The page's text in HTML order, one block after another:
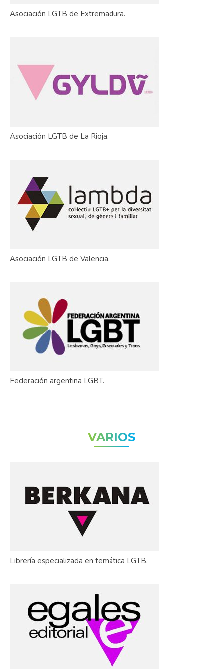
Asociación LGTB de Extremadura.
Asociación LGTB de La Rioja.
Asociación LGTB de Valencia.
Federación argentina LGBT.
VARIOS
Librería especializada en temática LGTB.